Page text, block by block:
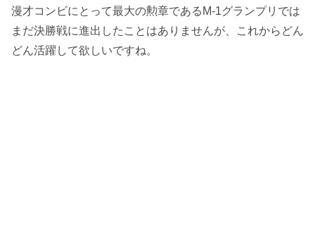
漫才コンビにとって最大の勲章であるM-1グランプリでは
まだ決勝戦に進出したことはありませんが、これからどん
どん活躍して欲しいですね。